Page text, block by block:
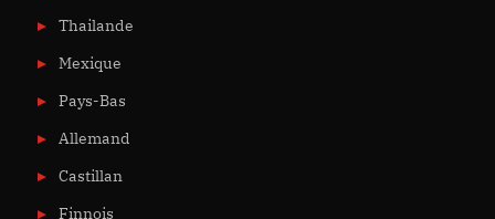
Thailande
Mexique
Pays-Bas
Allemand
Castillan
Finnois